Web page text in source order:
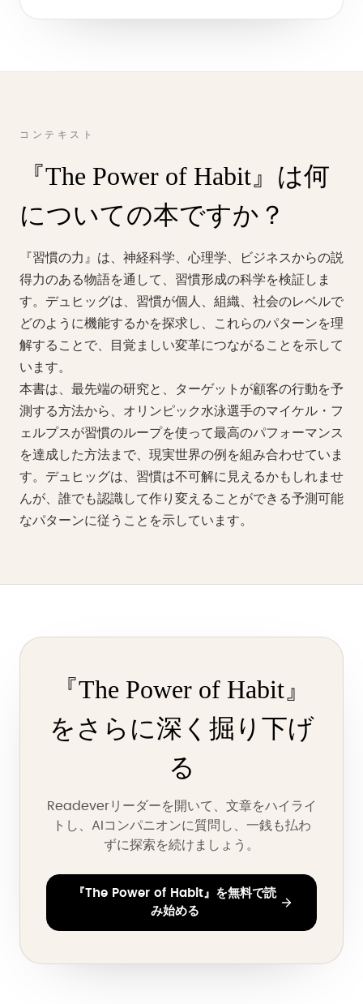
コンテキスト
『The Power of Habit』は何
についての本ですか？
『習慣の力』は、神経科学、心理学、ビジネスからの説
得力のある物語を通して、習慣形成の科学を検証しま
す。デュヒッグは、習慣が個人、組織、社会のレベルで
どのように機能するかを探求し、これらのパターンを理
解することで、目覚ましい変革につながることを示して
います。
本書は、最先端の研究と、ターゲットが顧客の行動を予
測する方法から、オリンピック水泳選手のマイケル・フ
ェルプスが習慣のループを使って最高のパフォーマンス
を達成した方法まで、現実世界の例を組み合わせていま
す。デュヒッグは、習慣は不可解に見えるかもしれませ
んが、誰でも認識して作り変えることができる予測可能
なパターンに従うことを示しています。
『The Power of Habit』
をさらに深く掘り下げ
る
Readeverリーダーを開いて、文章をハイライ
トし、AIコンパニオンに質問し、一銭も払わ
ずに探索を続けましょう。
『The Power of Habit』を無料で読
み始める